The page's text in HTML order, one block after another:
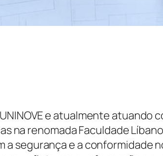
e atualmente atuando
na renomada Faculdade
segurança e a conformidade